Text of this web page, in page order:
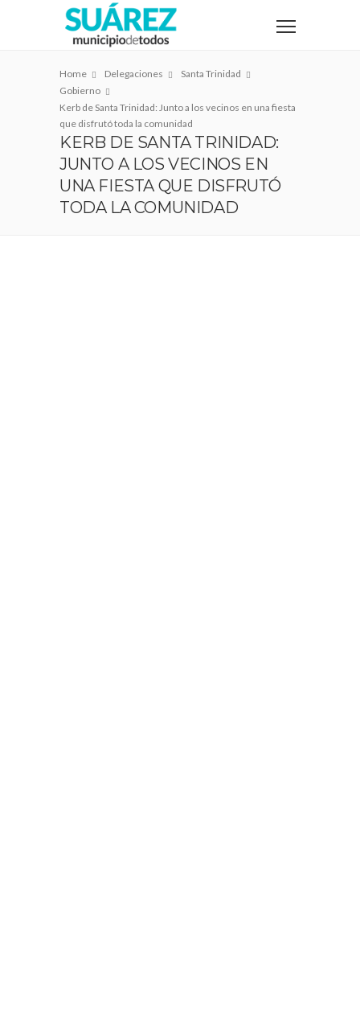
Home Delegaciones
Santa Trinidad
Gobierno
Kerb de Santa Trinidad: Junto a los vecinos en una fiesta
que disfrutó toda la comunidad
KERB DE SANTA TRINIDAD:
JUNTO A LOS VECINOS EN
UNA FIESTA QUE DISFRUTÓ
TODA LA COMUNIDAD